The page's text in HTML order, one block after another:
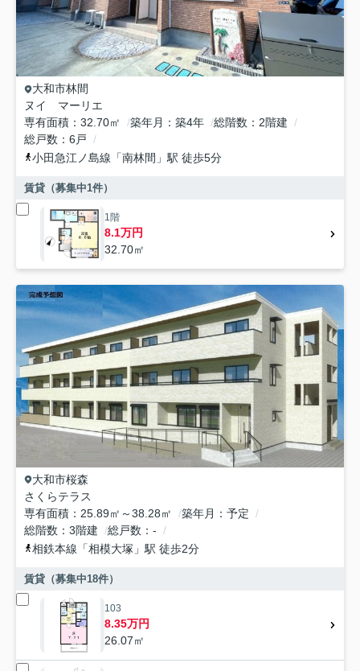
大和市林間
ヌイ マーリエ
専有面積
32.70㎡ 築年月 築4年 総階数
2階建
総戸数
6戸
小田急江ノ島線 「南林間 」駅 徒歩5分
賃貸（募集中1件）
1階
8.1万円
32.70㎡
大和市桜森
さくらテラス
専有面積
25.89㎡～38.28㎡ 築年月
予定
総階数
3階建 総戸数
-
相鉄本線 「相模大塚 」駅 徒歩2分
賃貸（募集中18件）
103
8.35万円
26.07㎡